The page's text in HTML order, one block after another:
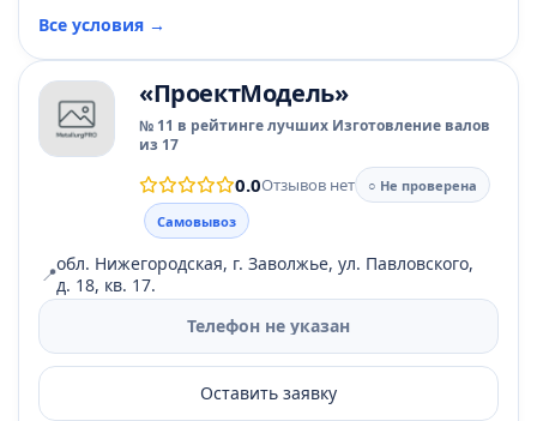
Все условия →
«ПроектМодель»
№ 11 в рейтинге лучших Изготовление валов
из 17
0.0Отзывов нет
○ Не проверена
Самовывоз
📍обл. Нижегородская, г. Заволжье, ул. Павловского,
д. 18, кв. 17.
Телефон не указан
Оставить заявку